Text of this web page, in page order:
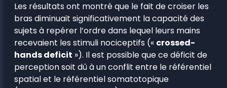
Les résultats ont montré que le fait de croiser les
bras diminuait significativement la capacité des
sujets à repérer l’ordre dans lequel leurs mains
recevaient les stimuli nociceptifs (« crossed-
hands deficit »). Il est possible que ce déficit de
perception soit dû à un conflit entre le référentiel
spatial et le référentiel somatotopique